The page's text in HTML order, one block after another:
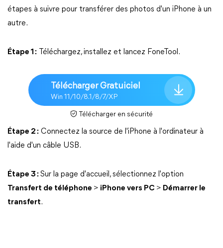
étapes à suivre pour transférer des photos d'un iPhone à un
autre.
Étape 1 : Téléchargez, installez et lancez FoneTool.
Télécharger Gratuiciel
Win 11/10/8.1/8/7/XP
Télécharger en sécurité
Étape 2 : Connectez la source de l'iPhone à l'ordinateur à
l'aide d'un câble USB.
Étape 3 : Sur la page d'accueil, sélectionnez l'option
Transfert de téléphone > iPhone vers PC > Démarrer le
transfert.